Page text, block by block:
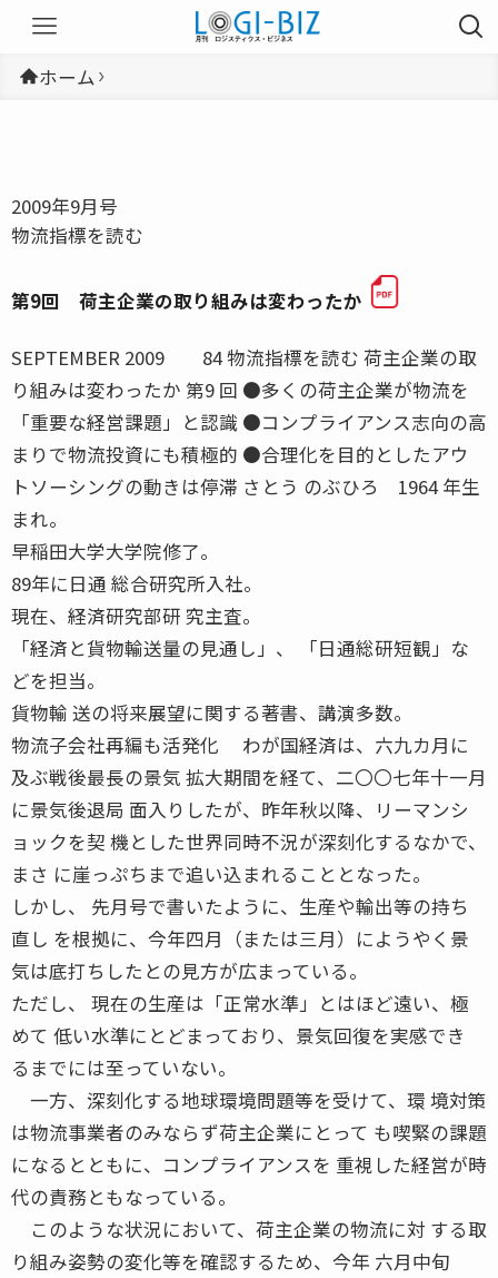
ホーム
2009年9月号
物流指標を読む
第9回 荷主企業の取り組みは変わったか
SEPTEMBER 2009 84 物流指標を読む 荷主企業の取
り組みは変わったか 第9 回 ●多くの荷主企業が物流を
「重要な経営課題」と認識 ●コンプライアンス志向の高
まりで物流投資にも積極的 ●合理化を目的としたアウ
トソーシングの動きは停滞 さとう のぶひろ 1964 年生
まれ。
早稲田大学大学院修了。
89年に日通 総合研究所入社。
現在、経済研究部研 究主査。
「経済と貨物輸送量の見通し」、 「日通総研短観」な
どを担当。
貨物輸 送の将来展望に関する著書、講演多数。
物流子会社再編も活発化 わが国経済は、六九カ月に
及ぶ戦後最長の景気 拡大期間を経て、二〇〇七年十一月
に景気後退局 面入りしたが、昨年秋以降、リーマンシ
ョックを契 機とした世界同時不況が深刻化するなかで、
まさ に崖っぷちまで追い込まれることとなった。
しかし、 先月号で書いたように、生産や輸出等の持ち
直し を根拠に、今年四月（または三月）にようやく景
気は底打ちしたとの見方が広まっている。
ただし、 現在の生産は「正常水準」とはほど遠い、極
めて 低い水準にとどまっており、景気回復を実感でき
るまでには至っていない。
一方、深刻化する地球環境問題等を受けて、環 境対策
は物流事業者のみならず荷主企業にとって も喫緊の課題
になるとともに、コンプライアンスを 重視した経営が時
代の責務ともなっている。
このような状況において、荷主企業の物流に対 する取
り組み姿勢の変化等を確認するため、今年 六月中旬